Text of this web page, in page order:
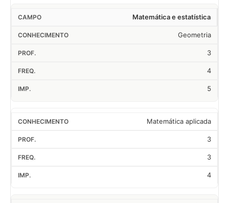
Matemática e estatística
Geometria
3
4
5
Matemática aplicada
3
3
4